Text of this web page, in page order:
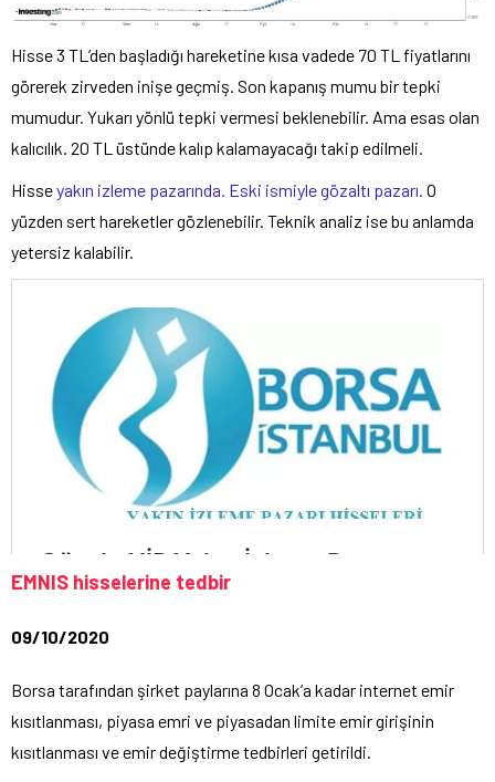
Hisse 3 TL’den başladığı hareketine kısa vadede 70 TL fiyatlarını
görerek zirveden inişe geçmiş. Son kapanış mumu bir tepki
mumudur. Yukarı yönlü tepki vermesi beklenebilir. Ama esas olan
kalıcılık. 20 TL üstünde kalıp kalamayacağı takip edilmeli.
Hisseyakın izleme pazarında. Eski ismiyle gözaltı pazarı. O
yüzden sert hareketler gözlenebilir. Teknik analiz ise bu anlamda
yetersiz kalabilir.
EMNIS hisselerine tedbir
09/10/2020
Borsa tarafından şirket paylarına 8 Ocak’a kadar internet emir
kısıtlanması, piyasa emri ve piyasadan limite emir girişinin
kısıtlanması ve emir değiştirme tedbirleri getirildi.